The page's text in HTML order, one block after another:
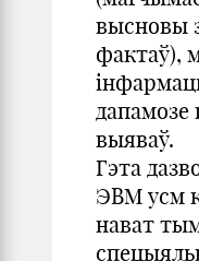
высновы
фактаў),
дапамозе
выяваў.
Гэта
ЭВМ усм
нават